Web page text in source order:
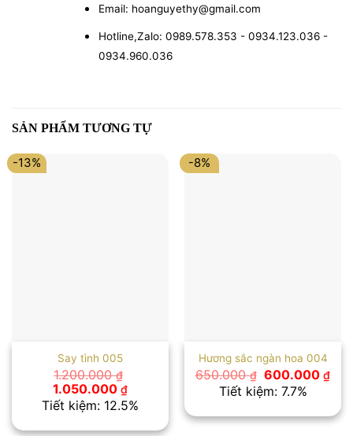
Email: hoanguyethy@gmail.com
Hotline,Zalo: 0989.578.353 - 0934.123.036 -
0934.960.036
SẢN PHẨM TƯƠNG TỰ
-13%
Say tình 005
1.200.000₫
Giá
gốc
là:
1.050.000 ₫Giá
hiện
tại
Tiết kiệm: 12.5%
-8%
Hương sắc ngàn hoa 004
650.000₫ Giá
gốc
là:
600.000₫Giá
là:
Tiết kiệm: 7.7%